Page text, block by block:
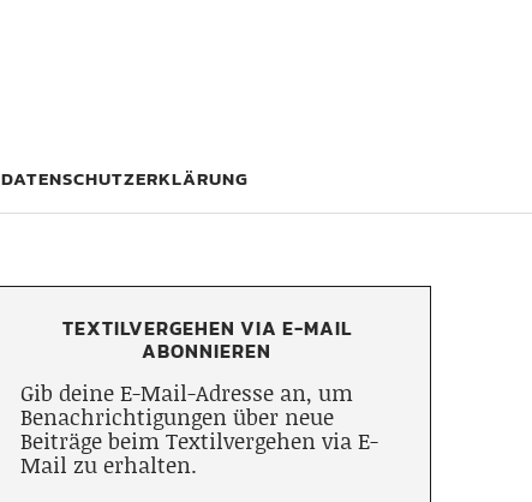
DATENSCHUTZERKLÄRUNG
TEXTILVERGEHEN VIA E-MAIL
ABONNIEREN
Gib deine E-Mail-Adresse an, um
Benachrichtigungen über neue
Beiträge beim Textilvergehen via E-
Mail zu erhalten.